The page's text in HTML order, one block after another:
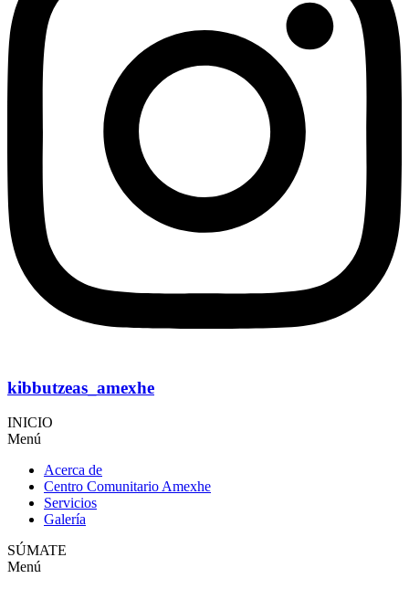
kibbutzeas_amexhe
INICIO
Menú
Acerca de
Centro Comunitario Amexhe
Servicios
Galería
SÚMATE
Menú